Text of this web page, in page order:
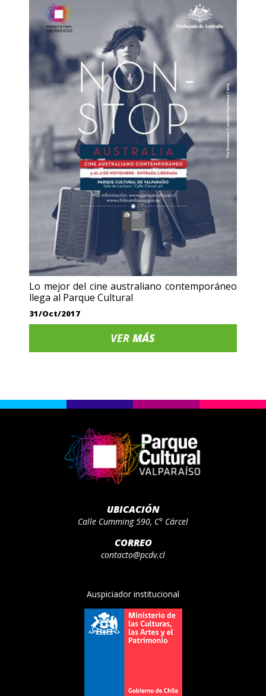
Lo mejor del cine australiano contemporáneo
llega al Parque Cultural
31/Oct/2017
VERMÁS
UBICACIÓN
Calle Cumming 590, C° Cárcel
CORREO
contacto@pcdv.cl
Auspiciador institucional